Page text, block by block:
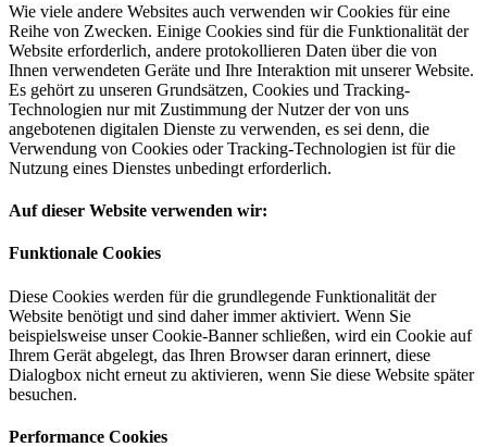
Wie viele andere Websites auch verwenden wir Cookies für eine
Reihe von Zwecken. Einige Cookies sind für die Funktionalität der
Website erforderlich, andere protokollieren Daten über die von
Ihnen verwendeten Geräte und Ihre Interaktion mit unserer Website.
Es gehört zu unseren Grundsätzen, Cookies und Tracking-
Technologien nur mit Zustimmung der Nutzer der von uns
angebotenen digitalen Dienste zu verwenden, es sei denn, die
Verwendung von Cookies oder Tracking-Technologien ist für die
Nutzung eines Dienstes unbedingt erforderlich.
Auf dieser Website verwenden wir:
Funktionale Cookies
Diese Cookies werden für die grundlegende Funktionalität der
Website benötigt und sind daher immer aktiviert. Wenn Sie
beispielsweise unser Cookie-Banner schließen, wird ein Cookie auf
Ihrem Gerät abgelegt, das Ihren Browser daran erinnert, diese
Dialogbox nicht erneut zu aktivieren, wenn Sie diese Website später
besuchen.
Performance Cookies